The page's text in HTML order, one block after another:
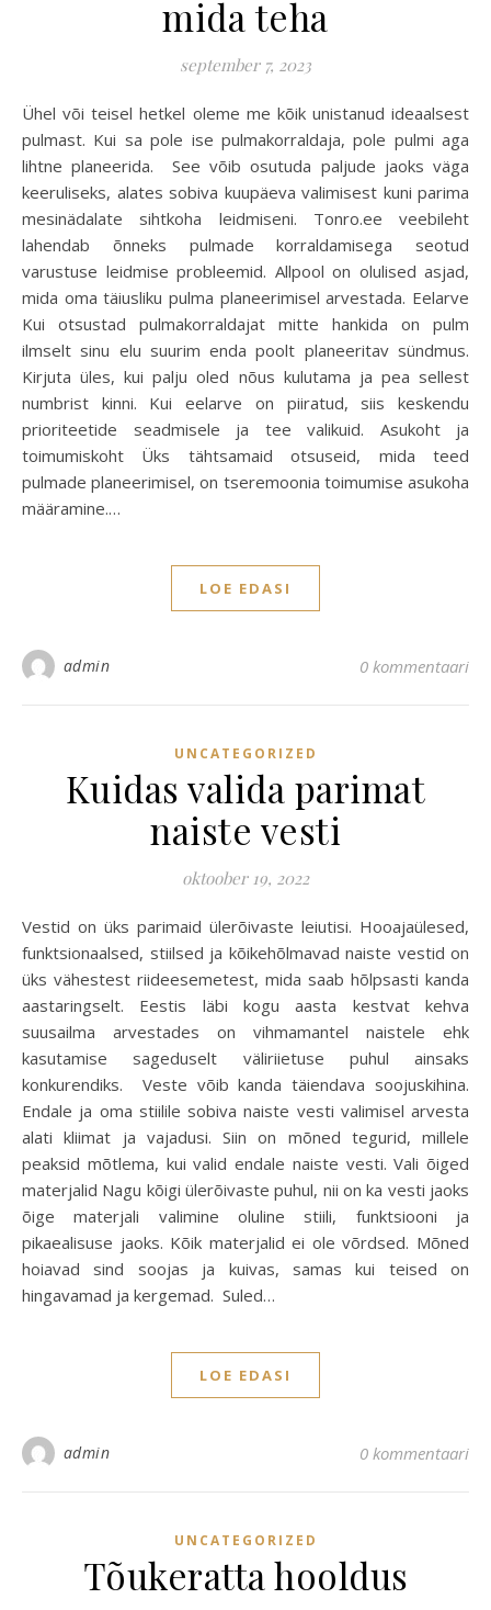
mida teha
september 7, 2023
Ühel või teisel hetkel oleme me kõik unistanud ideaalsest
pulmast. Kui sa pole ise pulmakorraldaja, pole pulmi aga
lihtne planeerida. See võib osutuda paljude jaoks väga
keeruliseks, alates sobiva kuupäeva valimisest kuni parima
mesinädalate sihtkoha leidmiseni. Tonro.ee veebileht
lahendab õnneks pulmade korraldamisega seotud
varustuse leidmise probleemid. Allpool on olulised asjad,
mida oma täiusliku pulma planeerimisel arvestada. Eelarve
Kui otsustad pulmakorraldajat mitte hankida on pulm
ilmselt sinu elu suurim enda poolt planeeritav sündmus.
Kirjuta üles, kui palju oled nõus kulutama ja pea sellest
numbrist kinni. Kui eelarve on piiratud, siis keskendu
prioriteetide seadmisele ja tee valikuid. Asukoht ja
toimumiskoht Üks tähtsamaid otsuseid, mida teed
pulmade planeerimisel, on tseremoonia toimumise asukoha
määramine.…
LOE EDASI
admin 0 kommentaari
UNCATEGORIZED
Kuidas valida parimat
naiste vesti
oktoober 19, 2022
Vestid on üks parimaid ülerõivaste leiutisi. Hooajaülesed,
funktsionaalsed, stiilsed ja kõikehõlmavad naiste vestid on
üks vähestest riideesemetest, mida saab hõlpsasti kanda
aastaringselt. Eestis läbi kogu aasta kestvat kehva
suusailma arvestades on vihmamantel naistele ehk
kasutamise sageduselt väliriietuse puhul ainsaks
konkurendiks. Veste võib kanda täiendava soojuskihina.
Endale ja oma stiilile sobiva naiste vesti valimisel arvesta
alati kliimat ja vajadusi. Siin on mõned tegurid, millele
peaksid mõtlema, kui valid endale naiste vesti. Vali õiged
materjalid Nagu kõigi ülerõivaste puhul, nii on ka vesti jaoks
õige materjali valimine oluline stiili, funktsiooni ja
pikaealisuse jaoks. Kõik materjalid ei ole võrdsed. Mõned
hoiavad sind soojas ja kuivas, samas kui teised on
hingavamad ja kergemad. Suled…
LOE EDASI
admin 0 kommentaari
UNCATEGORIZED
Tõukeratta hooldus